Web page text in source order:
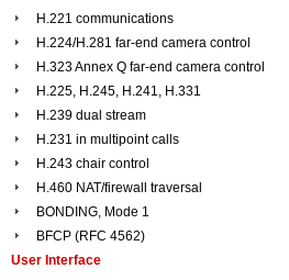
H.221 communications
H.224/H.281 far-end camera control
H.323 Annex Q far-end camera control
H.225, H.245, H.241, H.331
H.239 dual stream
H.231 in multipoint calls
H.243 chair control
H.460 NAT/firewall traversal
BONDING, Mode 1
BFCP (RFC 4562)
User Interface